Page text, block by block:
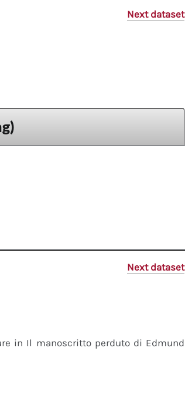
Next dataset
Next dataset
in Il manoscritto perduto di Edmund